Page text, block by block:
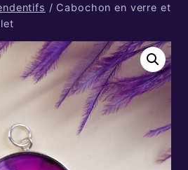
/ Cabochon en verre et